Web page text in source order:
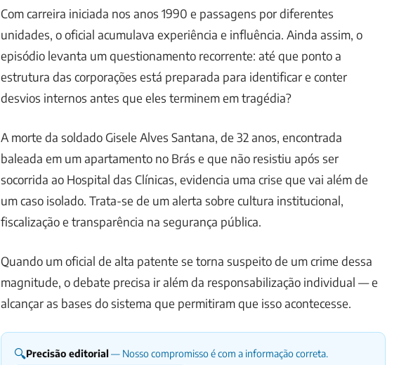
Com carreira iniciada nos anos 1990 e passagens por diferentes
unidades, o oficial acumulava experiência e influência. Ainda assim, o
episódio levanta um questionamento recorrente: até que ponto a
estrutura das corporações está preparada para identificar e conter
desvios internos antes que eles terminem em tragédia?
A morte da soldado Gisele Alves Santana, de 32 anos, encontrada
baleada em um apartamento no Brás e que não resistiu após ser
socorrida ao Hospital das Clínicas, evidencia uma crise que vai além de
um caso isolado. Trata-se de um alerta sobre cultura institucional,
fiscalização e transparência na segurança pública.
Quando um oficial de alta patente se torna suspeito de um crime dessa
magnitude, o debate precisa ir além da responsabilização individual — e
alcançar as bases do sistema que permitiram que isso acontecesse.
🔍Precisão editorial — Nosso compromisso é com a informação correta.